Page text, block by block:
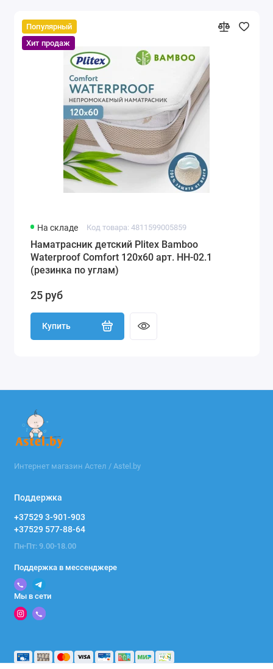
Популярный
Хит продаж
На складе Код товара: 4811599005859
Наматрасник детский Plitex Bamboo
Waterproof Comfort 120х60 арт. НН-02.1
(резинка по углам)
25 руб
Купить
Интернет магазин Астел / Astel.by
Поддержка
+37529 3-901-903
+37529 577-88-64
Пн-Пт: 9.00-18.00
Поддержка в мессенджере
Мы в сети